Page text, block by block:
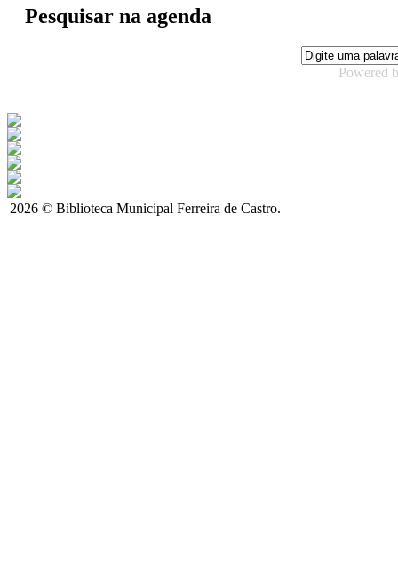
Pesquisar na agenda
Powered
2026 © Biblioteca Municipal Ferreira de Castro.